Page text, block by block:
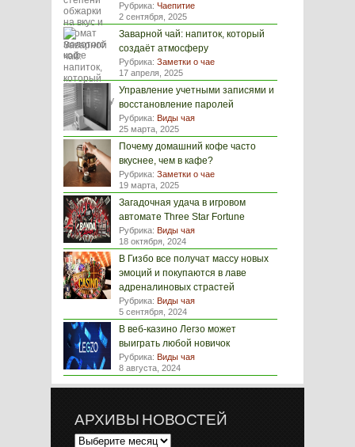
Рубрика: Чаепитие
2 сентября, 2025
Заварной чай: напиток, который
создаёт атмосферу
Рубрика: Заметки о чае
17 апреля, 2025
Управление учетными записями и
восстановление паролей
Рубрика: Виды чая
25 марта, 2025
Почему домашний кофе часто
вкуснее, чем в кафе?
Рубрика: Заметки о чае
19 марта, 2025
Загадочная удача в игровом
автомате Three Star Fortune
Рубрика: Виды чая
18 октября, 2024
В Гизбо все получат массу новых
эмоций и покупаются в лаве
адреналиновых страстей
Рубрика: Виды чая
5 сентября, 2024
В веб-казино Легзо может
выиграть любой новичок
Рубрика: Виды чая
8 августа, 2024
АРХИВЫ НОВОСТЕЙ